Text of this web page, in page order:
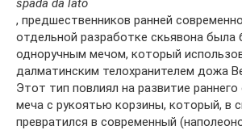
spada da lato
, предшественников ранней
отдельной разработке скьявона
одноручным мечом, который
далматинским телохранителем дожа
Этот тип повлиял на развитие раннего
меча с рукоятью корзины, который, в
превратился в современный